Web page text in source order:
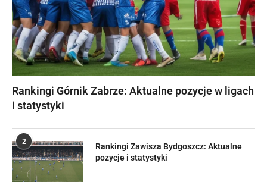
Rankingi Górnik Zabrze: Aktualne pozycje w ligach
i statystyki
2
Rankingi Zawisza Bydgoszcz: Aktualne
pozycje i statystyki